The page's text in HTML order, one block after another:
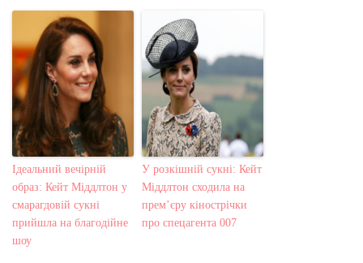
Ідеальний вечірній
образ: Кейт Міддлтон у
смарагдовій сукні
прийшла на благодійне
шоу
У розкішній сукні: Кейт
Міддлтон сходила на
прем’єру кінострічки
про спецагента 007